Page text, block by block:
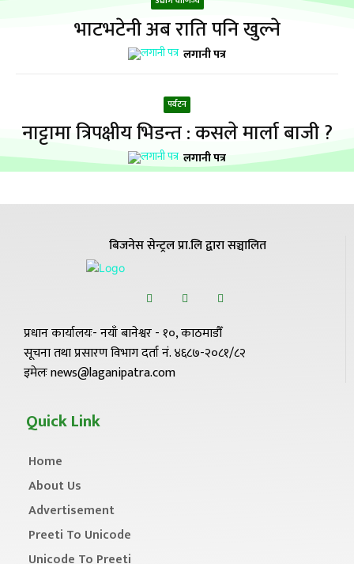
भाटभटेनी अब राति पनि खुल्ने
लगानी पत्र
पर्यटन
नाट्टामा त्रिपक्षीय भिडन्त : कसले मार्ला बाजी ?
लगानी पत्र
बिजनेस सेन्ट्रल प्रा.लि द्वारा सञ्चालित
प्रधान कार्यालयः- नयाँ बानेश्वर - १०, काठमाडौँ
सूचना तथा प्रसारण विभाग दर्ता नं. ४६८७-२०८१/८२
इमेलः news@laganipatra.com
Quick Link
Home
About Us
Advertisement
Preeti To Unicode
Unicode To Preeti